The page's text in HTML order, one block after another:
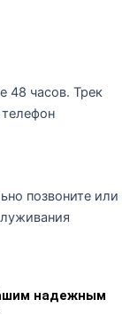
48 часов. Трек
позвоните или
надежным